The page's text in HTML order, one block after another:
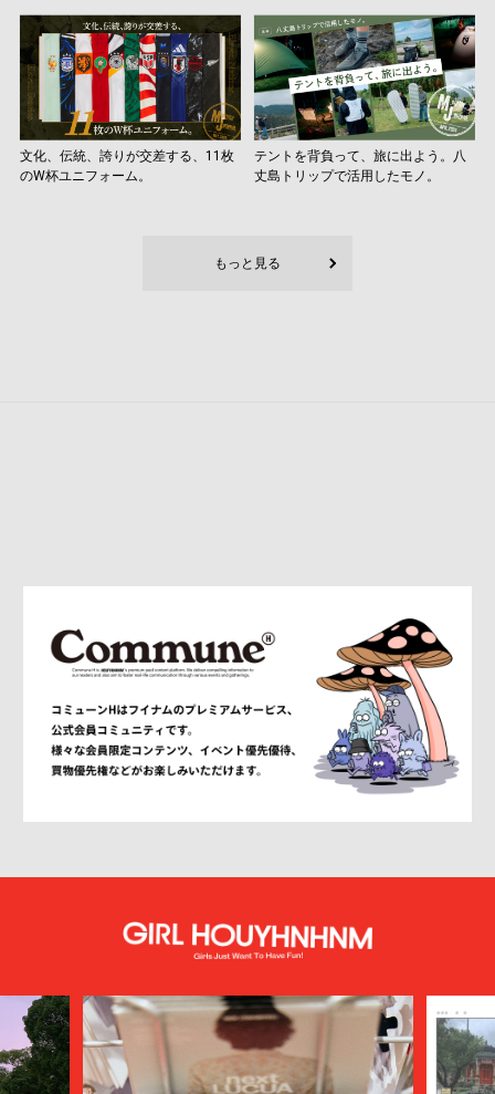
文化、伝統、誇りが交差する、11枚
のW杯ユニフォーム。
テントを背負って、旅に出よう。八
丈島トリップで活用したモノ。
もっと見る